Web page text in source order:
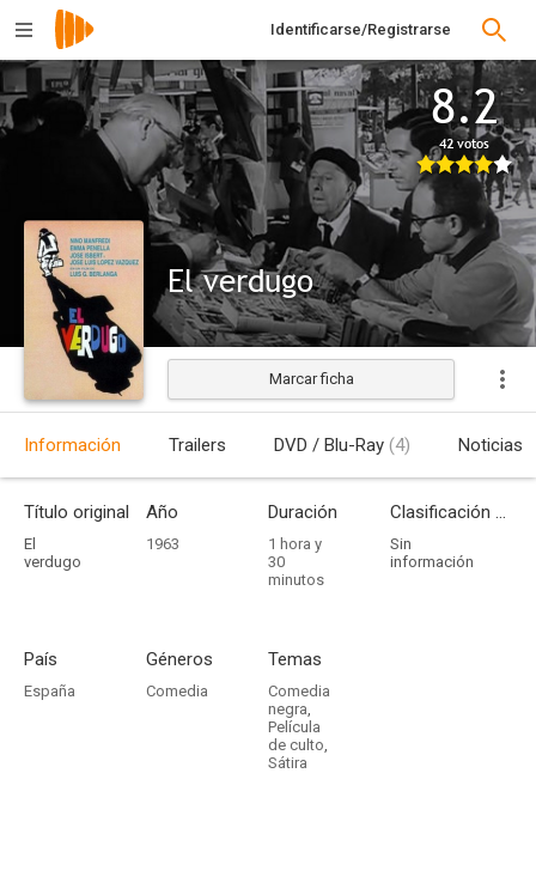
Identificarse/Registrarse
8.2
42 votos
El verdugo
Estrenada
Marcar ficha
Información Trailers DVD / Blu-Ray (4) Noticias
Título original
El
verdugo
Año
1963
Duración
1 hora y
30
minutos
Clasificación por edades
Sin
información
País
España
Géneros
Comedia
Temas
Comedia
negra,
Película
de culto,
Sátira